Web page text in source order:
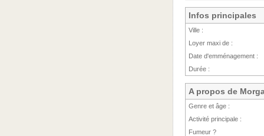
Infos principales
Ville :
Loyer maxi de :
Date d'emménagement :
Durée :
A propos de
Genre et âge :
Activité principale :
Fumeur ?